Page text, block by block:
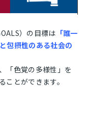
）の目標は 「誰一
包摂性のある社会の
「色覚の多様性」を
ことができます。